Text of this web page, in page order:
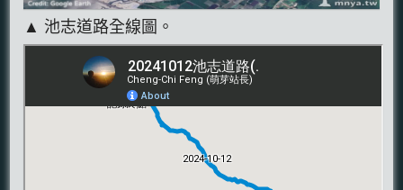
▲ 池志道路全線圖。